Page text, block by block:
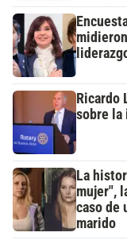
Ricardo
sobre la
La
mujer",
caso de
marido